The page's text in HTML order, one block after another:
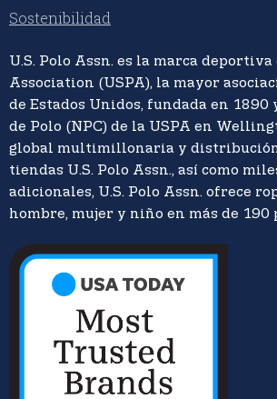
Sostenibilidad
U.S. Polo Assn. es la marca
Association (USPA), la mayor
de Estados Unidos, fundada en
de Polo (NPC) de la USPA en
global multimillonaria y distribución
tiendas U.S. Polo Assn., así como
adicionales, U.S. Polo Assn. ofrece
hombre, mujer y niño en más de 190